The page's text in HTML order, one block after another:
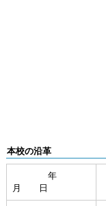
本校の沿革
年
月 日